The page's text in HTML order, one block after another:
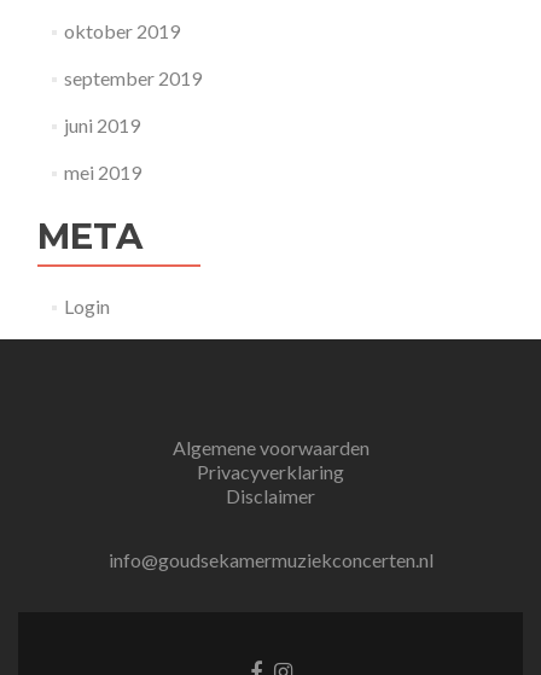
oktober 2019
september 2019
juni 2019
mei 2019
META
Login
Algemene voorwaarden
Privacyverklaring
Disclaimer
info@goudsekamermuziekconcerten.nl
Facebook
Instagram